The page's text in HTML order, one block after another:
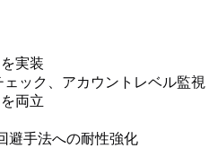
を実装
ック、アカウントレベル監視
を両立
避手法への耐性強化